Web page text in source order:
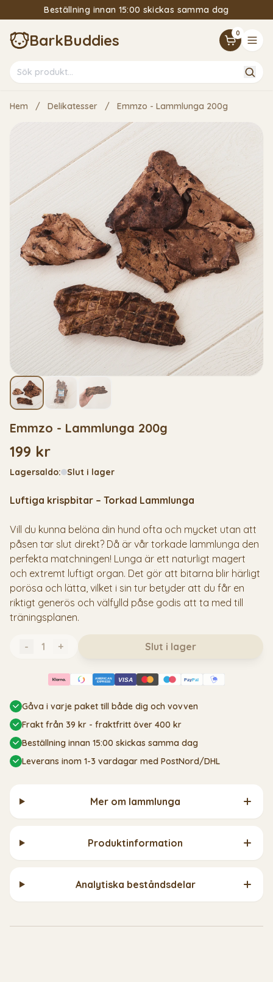
Beställning innan 15:00 skickas samma dag
15% Välkomstrabatt om du följer vårt nyhetsbrev
BarkBuddies 0
Hem / Delikatesser / Emmzo - Lammlunga 200g
Emmzo - Lammlunga 200g
199 kr
Lagersaldo: Slut i lager
Luftiga krispbitar – Torkad Lammlunga
Vill du kunna belöna din hund ofta och mycket utan att
påsen tar slut direkt? Då är vår torkade lammlunga den
perfekta matchningen! Lunga är ett naturligt magert
och extremt luftigt organ. Det gör att bitarna blir härligt
porösa och lätta, vilket i sin tur betyder att du får en
riktigt generös och välfylld påse godis att ta med till
träningsplanen.
- + Slut i lager
AMERICAN
EXPRESS
VISA PayPal
Gåva i varje paket till både dig och vovven
Frakt från 39 kr - fraktfritt över 400 kr
Beställning innan 15:00 skickas samma dag
Leverans inom 1-3 vardagar med PostNord/DHL
Mer om lammlunga
Produktinformation
Analytiska beståndsdelar